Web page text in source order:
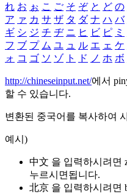
れ お ぉ こ ご そ ぞ と ど の
ア ァ カ サ ザ タ ダ ナ ハ バ
ギ シ ジ チ ヂ ニ ヒ ビ ピ ミ
フ ブ プ ム ユ ュ ル エ ェ ケ
ォ コ ゴ ソ ゾ ト ド ノ ホ ボ
http://chineseinput.net/에서
할 수 있습니다.
변환된 중국어를 복사하여
예시)
中文 을 입력하시려면
누르시면됩니다.
北京 을 입력하시려면